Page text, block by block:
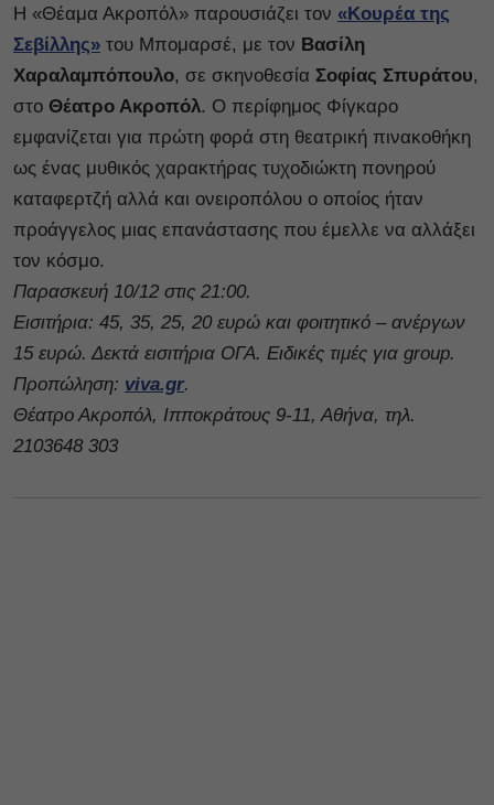
Η «Θέαμα Ακροπόλ» παρουσιάζει τον «Κουρέα της
Σεβίλλης» του Μπομαρσέ, με τον Βασίλη
Χαραλαμπόπουλο, σε σκηνοθεσία Σοφίας Σπυράτου,
στο Θέατρο Ακροπόλ. Ο περίφημος Φίγκαρο
εμφανίζεται για πρώτη φορά στη θεατρική πινακοθήκη
ως ένας μυθικός χαρακτήρας τυχοδιώκτη πονηρού
καταφερτζή αλλά και ονειροπόλου ο οποίος ήταν
προάγγελος μιας επανάστασης που έμελλε να αλλάξει
τον κόσμο.
Παρασκευή 10/12 στις 21:00.
Εισιτήρια: 45, 35, 25, 20 ευρώ και φοιτητικό – ανέργων
15 ευρώ. Δεκτά εισιτήρια ΟΓΑ. Ειδικές τιμές για group.
Προπώληση: viva.gr.
Θέατρο Ακροπόλ, Ιπποκράτους 9-11, Αθήνα, τηλ.
2103648 303